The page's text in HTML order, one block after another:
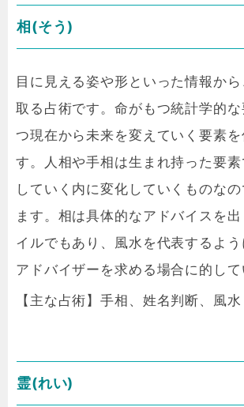
相(そう)
目に見える姿や形といった情報か
取る占術です。命がもつ統計学的
つ現在から未来を変えていく要素を
す。人相や手相は生まれ持った要
していく内に変化していくものなの
ます。相は具体的なアドバイスを
イルでもあり、風水を代表するよ
アドバイザーを求める場合に的して
【主な占術】手相、姓名判断、風水
霊(れい)